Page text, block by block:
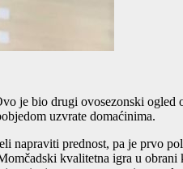
je bio drugi ovosezonski ogled
uzvrate domaćinima.
napraviti prednost, pa je prvo
kvalitetna igra u